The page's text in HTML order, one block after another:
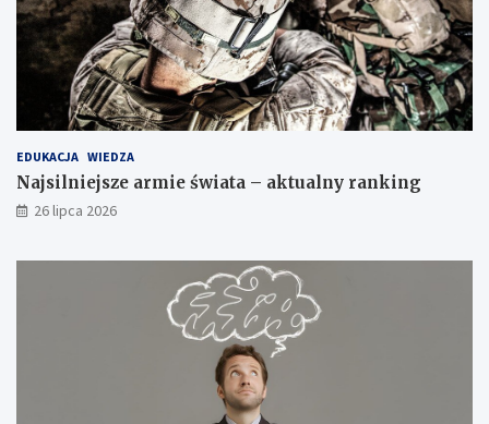
EDUKACJA WIEDZA
Najsilniejsze armie świata – aktualny ranking
26 lipca 2026